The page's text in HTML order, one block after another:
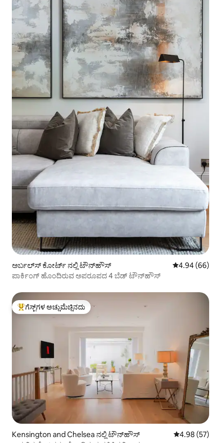
ಅರ್ಬಲ್‌ಸ್ ಕೋರ್ಟ್ ನಲ್ಲಿ ಟೌನ್‌ಹೌಸ್ 5 ರಲ್ಲಿ 4.94
4.94 (66)
ಪಾರ್ಕಿಂಗ್ ಹೊಂದಿರುವ ಅಪರೂಪದ 4 ಬೆಡ್ ಟೌನ್‌ಹೌಸ್
ಗೆಸ್ಟ್‌ಗಳಿಗೆ ಅತಿ ಹೆಚ್ಚು ಅಚ್ಚುಮೆಚ್ಚಿನದು
ಗೆಸ್ಟ್‌ಗಳ ಅಚ್ಚುಮೆಚ್ಚಿನದು
Kensington and Chelsea ನಲ್ಲಿ ಟೌನ್‌ಹೌಸ್ 5 ರಲ್ಲಿ 4.98
4.98 (57)